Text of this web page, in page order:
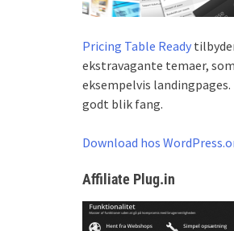
Pricing Table Ready
ekstravagante temaer,
eksempelvis
godt blik fang.
Download hos
Affiliate Plug.in